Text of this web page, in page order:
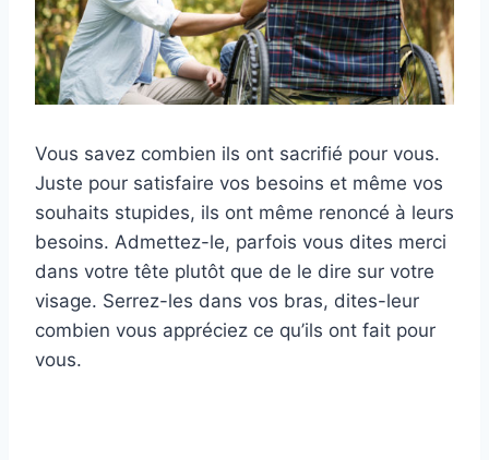
Vous savez combien ils ont sacrifié pour vous.
Juste pour satisfaire vos besoins et même vos
souhaits stupides, ils ont même renoncé à leurs
besoins. Admettez-le, parfois vous dites merci
dans votre tête plutôt que de le dire sur votre
visage. Serrez-les dans vos bras, dites-leur
combien vous appréciez ce qu’ils ont fait pour
vous.